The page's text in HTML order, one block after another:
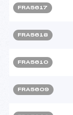
FRA5617
FRA5618
FRA5610
FRA5609